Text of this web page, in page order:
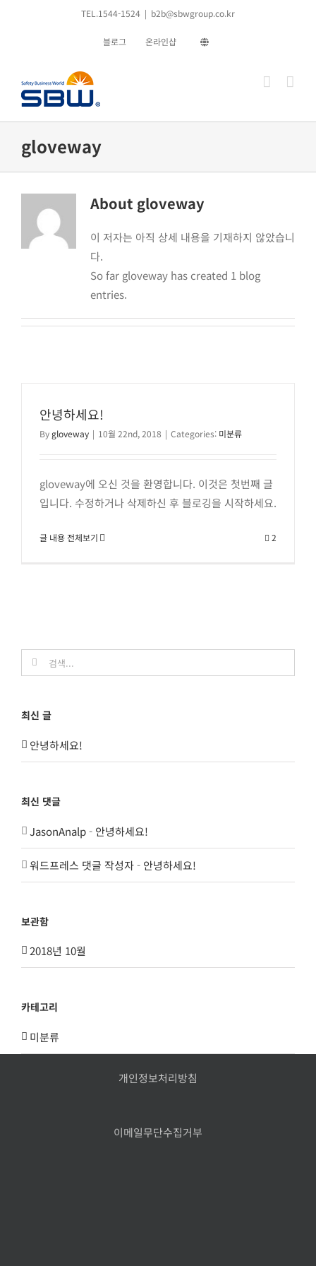
뛰
TEL.1544-1524 | b2b@sbwgroup.co.kr
블로그 온라인샵
gloveway
About gloveway
이 저자는 아직 상세 내용을 기재하지 않았습니
다.
So far gloveway has created 1 blog
entries.
안녕하세요!
Bygloveway | 10월 22nd, 2018 | Categories: 미분류
gloveway에 오신 것을 환영합니다. 이것은 첫번째 글
입니다. 수정하거나 삭제하신 후 블로깅을 시작하세요.
글 내용 전체보기 2
색:
최신 글
안녕하세요!
최신 댓글
JasonAnalp- 안녕하세요!
워드프레스 댓글 작성자- 안녕하세요!
보관함
2018년 10월
카테고리
미분류
개인정보처리방침
이메일무단수집거부